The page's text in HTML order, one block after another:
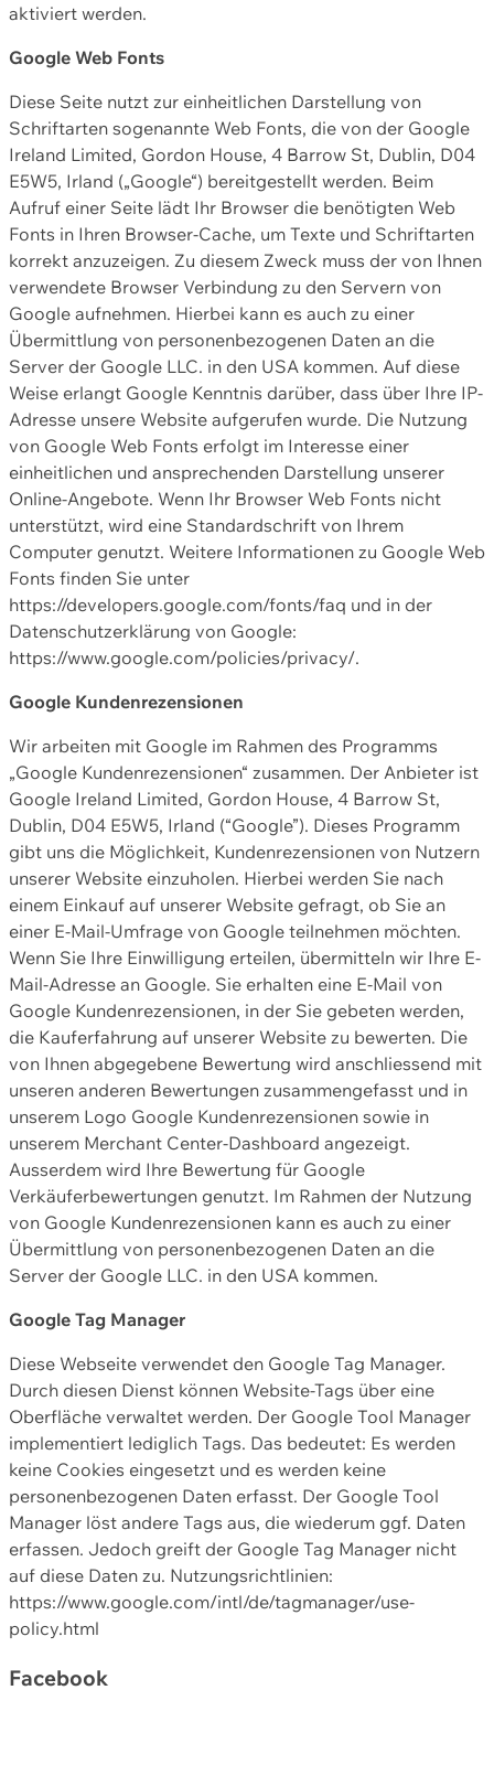
aktiviert werden.
Google Web Fonts
Diese Seite nutzt zur einheitlichen Darstellung von
Schriftarten sogenannte Web Fonts, die von der Google
Ireland Limited, Gordon House, 4 Barrow St, Dublin, D04
E5W5, Irland („Google“) bereitgestellt werden. Beim
Aufruf einer Seite lädt Ihr Browser die benötigten Web
Fonts in Ihren Browser-Cache, um Texte und Schriftarten
korrekt anzuzeigen. Zu diesem Zweck muss der von Ihnen
verwendete Browser Verbindung zu den Servern von
Google aufnehmen. Hierbei kann es auch zu einer
Übermittlung von personenbezogenen Daten an die
Server der Google LLC. in den USA kommen. Auf diese
Weise erlangt Google Kenntnis darüber, dass über Ihre IP-
Adresse unsere Website aufgerufen wurde. Die Nutzung
von Google Web Fonts erfolgt im Interesse einer
einheitlichen und ansprechenden Darstellung unserer
Online-Angebote. Wenn Ihr Browser Web Fonts nicht
unterstützt, wird eine Standardschrift von Ihrem
Computer genutzt. Weitere Informationen zu Google Web
Fonts finden Sie unter
https://developers.google.com/fonts/faq und in der
Datenschutzerklärung von Google:
https://www.google.com/policies/privacy/.
Google Kundenrezensionen
Wir arbeiten mit Google im Rahmen des Programms
„Google Kundenrezensionen“ zusammen. Der Anbieter ist
Google Ireland Limited, Gordon House, 4 Barrow St,
Dublin, D04 E5W5, Irland (“Google”). Dieses Programm
gibt uns die Möglichkeit, Kundenrezensionen von Nutzern
unserer Website einzuholen. Hierbei werden Sie nach
einem Einkauf auf unserer Website gefragt, ob Sie an
einer E-Mail-Umfrage von Google teilnehmen möchten.
Wenn Sie Ihre Einwilligung erteilen, übermitteln wir Ihre E-
Mail-Adresse an Google. Sie erhalten eine E-Mail von
Google Kundenrezensionen, in der Sie gebeten werden,
die Kauferfahrung auf unserer Website zu bewerten. Die
von Ihnen abgegebene Bewertung wird anschliessend mit
unseren anderen Bewertungen zusammengefasst und in
unserem Logo Google Kundenrezensionen sowie in
unserem Merchant Center-Dashboard angezeigt.
Ausserdem wird Ihre Bewertung für Google
Verkäuferbewertungen genutzt. Im Rahmen der Nutzung
von Google Kundenrezensionen kann es auch zu einer
Übermittlung von personenbezogenen Daten an die
Server der Google LLC. in den USA kommen.
Google Tag Manager
Diese Webseite verwendet den Google Tag Manager.
Durch diesen Dienst können Website-Tags über eine
Oberfläche verwaltet werden. Der Google Tool Manager
implementiert lediglich Tags. Das bedeutet: Es werden
keine Cookies eingesetzt und es werden keine
personenbezogenen Daten erfasst. Der Google Tool
Manager löst andere Tags aus, die wiederum ggf. Daten
erfassen. Jedoch greift der Google Tag Manager nicht
auf diese Daten zu. Nutzungsrichtlinien:
https://www.google.com/intl/de/tagmanager/use-
policy.html
Facebook